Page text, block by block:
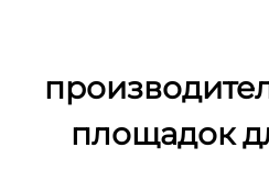
площадок